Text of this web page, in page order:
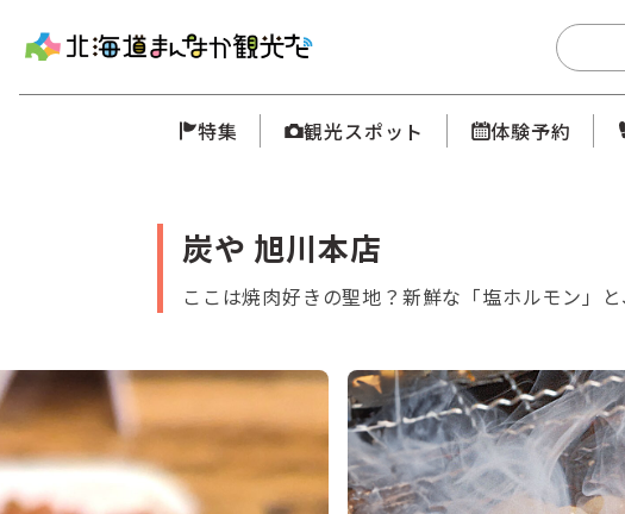
特集 観光スポット 体験予約
炭や 旭川本店
ここは焼肉好きの聖地？新鮮な「塩ホルモン」